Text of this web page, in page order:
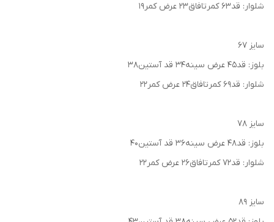
شلوار: قد۶۳ کمرتافاق۲۳ عرض کمر۱۹
سایز ۶۷
بلوز: قد۴۵ عرض سینه۳۴ قد آستین۳۸
شلوار: قد۶۹ کمرتافاق۲۴ عرض کمر۲۲
سایز ۷۸
بلوز: قد۴۸ عرض سینه۳۶ قد آستین۴۰
شلوار: قد۷۲ کمرتافاق۲۶ عرض کمر۲۲
سایز ۸۹